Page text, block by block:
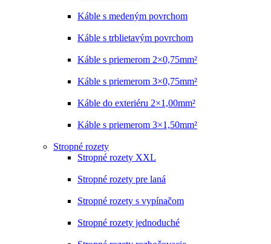
Káble s medeným povrchom
Káble s trblietavým povrchom
Káble s priemerom 2×0,75mm²
Káble s priemerom 3×0,75mm²
Káble do exteriéru 2×1,00mm²
Káble s priemerom 3×1,50mm²
Stropné rozety
Stropné rozety XXL
Stropné rozety pre laná
Stropné rozety s vypínačom
Stropné rozety jednoduché